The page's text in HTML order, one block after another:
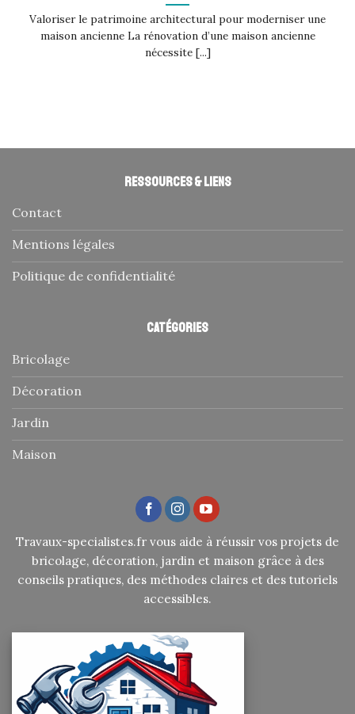
Valoriser le patrimoine architectural pour moderniser une
maison ancienne La rénovation d’une maison ancienne
nécessite [...]
Ressources & liens
Contact
Mentions légales
Politique de confidentialité
Catégories
Bricolage
Décoration
Jardin
Maison
Travaux-specialistes.fr vous aide à réussir vos projets de
bricolage, décoration, jardin et maison grâce à des
conseils pratiques, des méthodes claires et des tutoriels
accessibles.